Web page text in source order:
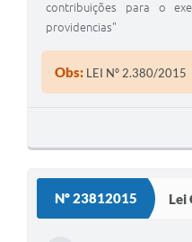
contribuições para o
providencias"
Obs: LEI Nº 2.380/2015
Nº 23812015 Lei